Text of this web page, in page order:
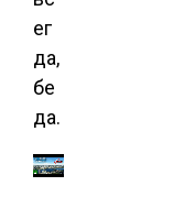
ег
да,
бе
да.